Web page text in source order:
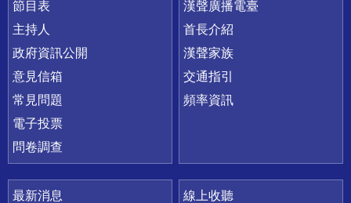
節目表
主持人
政府資訊公開
意見信箱
常見問題
電子投票
問卷調查
漢聲廣播電臺
首長介紹
漢聲家族
交通指引
頻率資訊
最新消息
線上收聽